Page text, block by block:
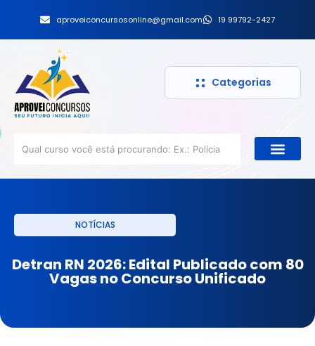
aproveiconcursosonline@gmail.com 19 99792-2427
Categorias
NOTÍCIAS
Detran RN 2026: Edital Publicado com 80
Vagas no Concurso Unificado